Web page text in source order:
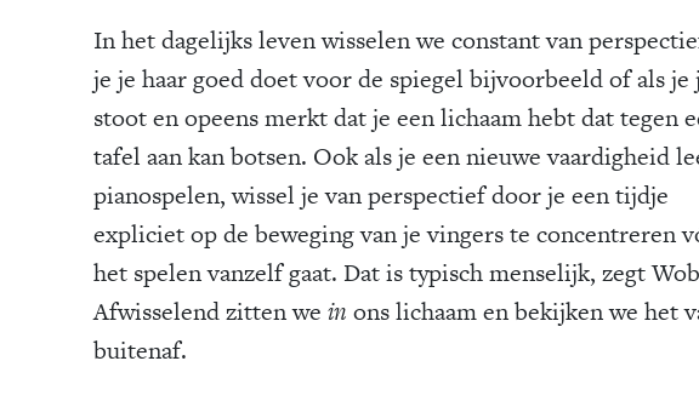
In het dagelijks leven wisselen we constant van
je je haar goed doet voor de spiegel bijvoorbeeld of als je
stoot en opeens merkt dat je een lichaam hebt dat tegen
tafel aan kan botsen. Ook als je een nieuwe vaardigheid
pianospelen, wissel je van perspectief door je een tijdje
expliciet op de beweging van je vingers te concentreren
het spelen vanzelf gaat. Dat is typisch menselijk, zegt
Afwisselend zitten we in ons lichaam en bekijken we het
buitenaf.